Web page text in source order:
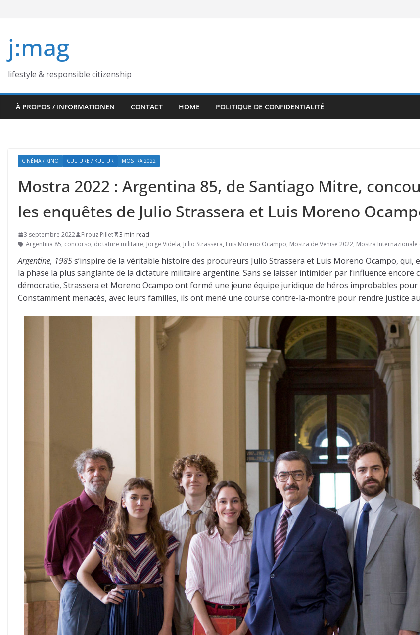
j:mag
lifestyle & responsible citizenship
À PROPOS / INFORMATIONEN CONTACT HOME POLITIQUE DE CONFIDENTIALITÉ
CINÉMA / KINO CULTURE / KULTUR MOSTRA 2022
Mostra 2022 : Argentina 85, de Santiago Mitre,
les enquêtes de Julio Strassera et Luis Moreno
3 septembre 2022 Firouz Pillet
3 min read
Argentina 85, concorso, dictature militaire, Jorge Videla, Julio Strassera, Luis Moreno Ocampo, Mostra de Venise 2022, Mostra
Argentine, 1985s’inspire de la véritable histoire des procureurs Julio Strassera et Luis Moreno Ocampo,
la phase la plus sanglante de la dictature militaire argentine. Sans se laisser intimider par l’influence
démocratie, Strassera et Moreno Ocampo ont formé une jeune équipe juridique de héros improbables
Constamment menacés, avec leurs familles, ils ont mené une course contre-la-montre pour rendre justice